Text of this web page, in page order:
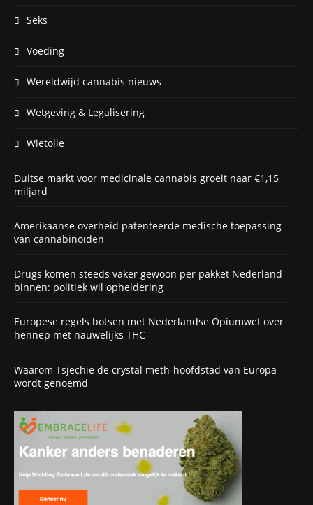
Seks
Voeding
Wereldwijd cannabis nieuws
Wetgeving & Legalisering
Wietolie
Duitse markt voor medicinale cannabis groeit naar €1,15
miljard
Amerikaanse overheid patenteerde medische toepassing
van cannabinoïden
Drugs komen steeds vaker gewoon per pakket Nederland
binnen: politiek wil opheldering
Europese regels botsen met Nederlandse Opiumwet over
hennep met nauwelijks THC
Waarom Tsjechië de crystal meth-hoofdstad van Europa
wordt genoemd